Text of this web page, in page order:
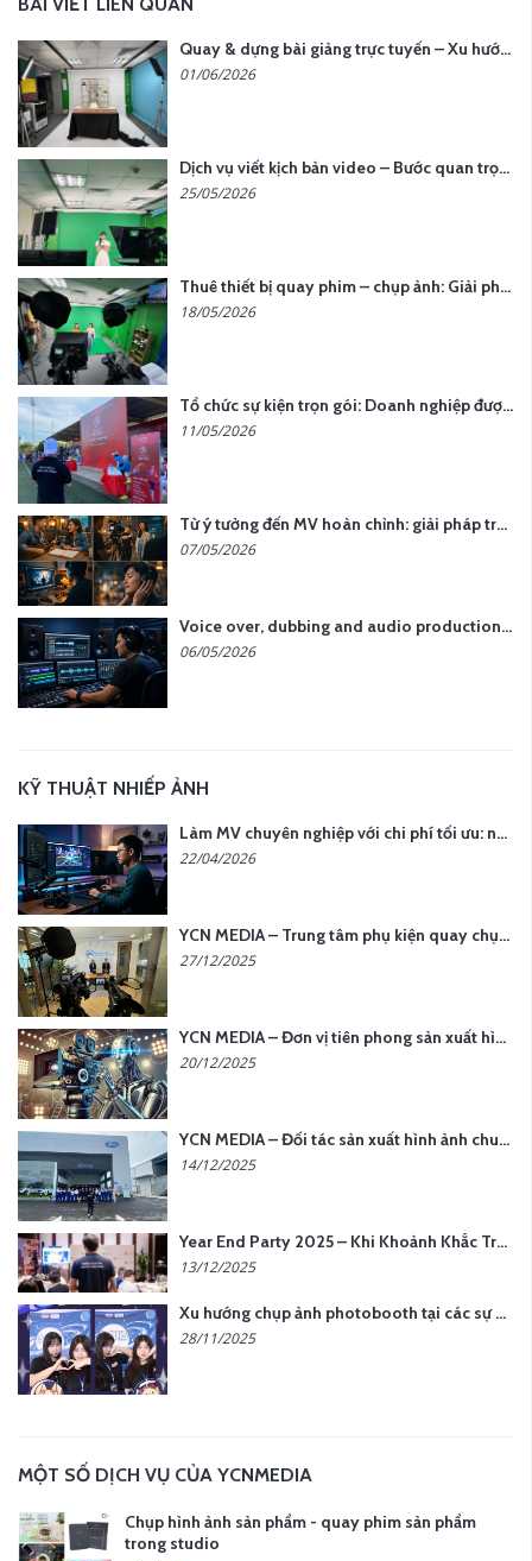
Quay & dựng bài giảng trực tuyến – Xu hướng đào tạo thời đại số
01/06/2026
Dịch vụ viết kịch bản video – Bước quan trọng quyết định thành công nội dung
25/05/2026
Thuê thiết bị quay phim – chụp ảnh: Giải pháp tối ưu chi phí cho doanh nghiệp
18/05/2026
Tổ chức sự kiện trọn gói: Doanh nghiệp được gì khi chọn đơn vị chuyên nghiệp?
11/05/2026
Từ ý tưởng đến MV hoàn chỉnh: giải pháp trọn gói tại YCN Media
07/05/2026
Voice over, dubbing and audio production services in Vietnam for global content
06/05/2026
KỸ THUẬT NHIẾP ẢNH
Làm MV chuyên nghiệp với chi phí tối ưu: nên chọn quay thực tế hay video AI?
22/04/2026
YCN MEDIA – Trung tâm phụ kiện quay chụp tại Hà Nội
27/12/2025
YCN MEDIA – Đơn vị tiên phong sản xuất hình ảnh & âm thanh bằng AI tại Hà Nội
20/12/2025
YCN MEDIA – Đối tác sản xuất hình ảnh chuyên nghiệp cho doanh nghiệp tại Hà Nội
14/12/2025
Year End Party 2025 – Khi Khoảnh Khắc Trở Thành Dấu Ấn | Gói Ưu Đãi Tháng 12 Từ YCN Media
13/12/2025
Xu hướng chụp ảnh photobooth tại các sự kiện hiện nay
28/11/2025
MỘT SỐ DỊCH VỤ CỦA YCNMEDIA
Chụp hình ảnh sản phẩm - quay phim sản phẩm
trong studio